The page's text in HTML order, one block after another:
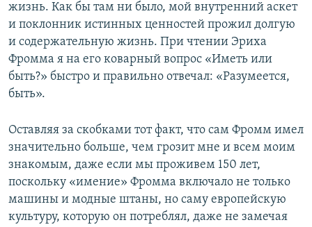
жизнь. Как бы там ни было, мой внутренний аскет
и поклонник истинных ценностей прожил долгую
и содержательную жизнь. При чтении Эриха
Фромма я на его коварный вопрос «Иметь или
быть?» быстро и правильно отвечал: «Разумеется,
быть».
Оставляя за скобками тот факт, что сам Фромм имел
значительно больше, чем грозит мне и всем моим
знакомым, даже если мы проживем 150 лет,
поскольку «имение» Фромма включало не только
машины и модные штаны, но саму европейскую
культуру, которую он потреблял, даже не замечая